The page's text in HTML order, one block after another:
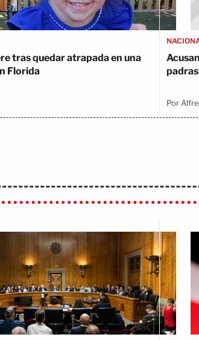
tras quedar atrapada en una
Florida
Por